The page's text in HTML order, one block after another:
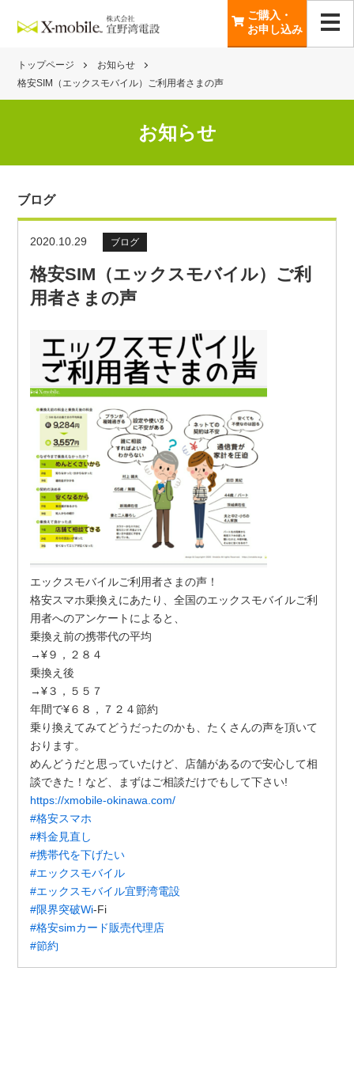
ご購入・
お申し込み
トップページ
お知らせ
格安SIM（エックスモバイル）ご利用者さまの声
お知らせ
ブログ
2020.10.29 ブログ
格安SIM（エックスモバイル）ご利
用者さまの声
エックスモバイルご利用者さまの声！
格安スマホ乗換えにあたり、全国のエックスモバイルご利
用者へのアンケートによると、
乗換え前の携帯代の平均
→¥９，２８４
乗換え後
→¥３，５５７
年間で¥６８，７２４節約
乗り換えてみてどうだったのかも、たくさんの声を頂いて
おります。
めんどうだと思っていたけど、店舗があるので安心して相
談できた！など、まずはご相談だけでもして下さい!
https://xmobile-okinawa.com/
#格安スマホ
#料金見直し
#携帯代を下げたい
#エックスモバイル
#エックスモバイル宜野湾電設
#限界突破Wi-Fi
#格安simカード販売代理店
#節約